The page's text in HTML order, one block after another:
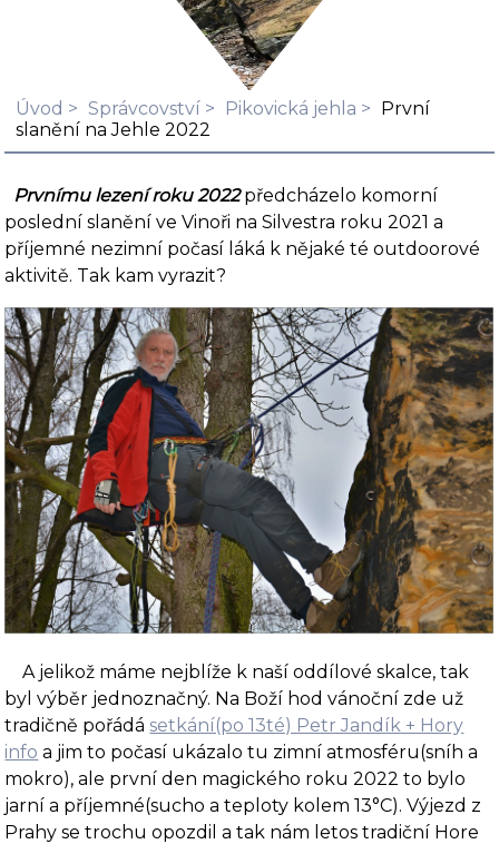
Úvod Správcovství Pikovická jehla
První
slanění na Jehle 2022
Prvnímu lezení roku 2022předcházelo komorní
poslední slanění ve Vinoři na Silvestra roku 2021 a
příjemné nezimní počasí láká k nějaké té outdoorové
aktivitě. Tak kam vyrazit?
A jelikož máme nejblíže k naší oddílové skalce, tak
byl výběr jednoznačný. Na Boží hod vánoční zde už
tradičně pořádásetkání(po 13té) Petr Jandík + Hory
info a jim to počasí ukázalo tu zimní atmosféru(sníh a
mokro), ale první den magického roku 2022 to bylo
jarní a příjemné(sucho a teploty kolem 13°C). Výjezd z
Prahy se trochu opozdil a tak nám letos tradiční Hore